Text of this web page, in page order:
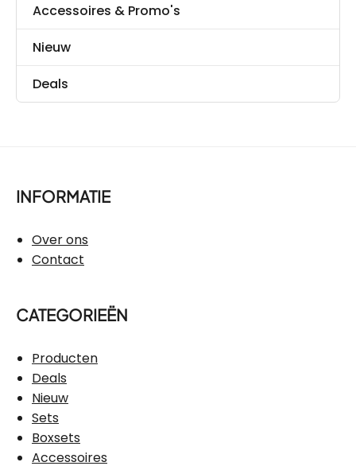
Accessoires & Promo's
Nieuw
Deals
INFORMATIE
Over ons
Contact
CATEGORIEËN
Producten
Deals
Nieuw
Sets
Boxsets
Accessoires